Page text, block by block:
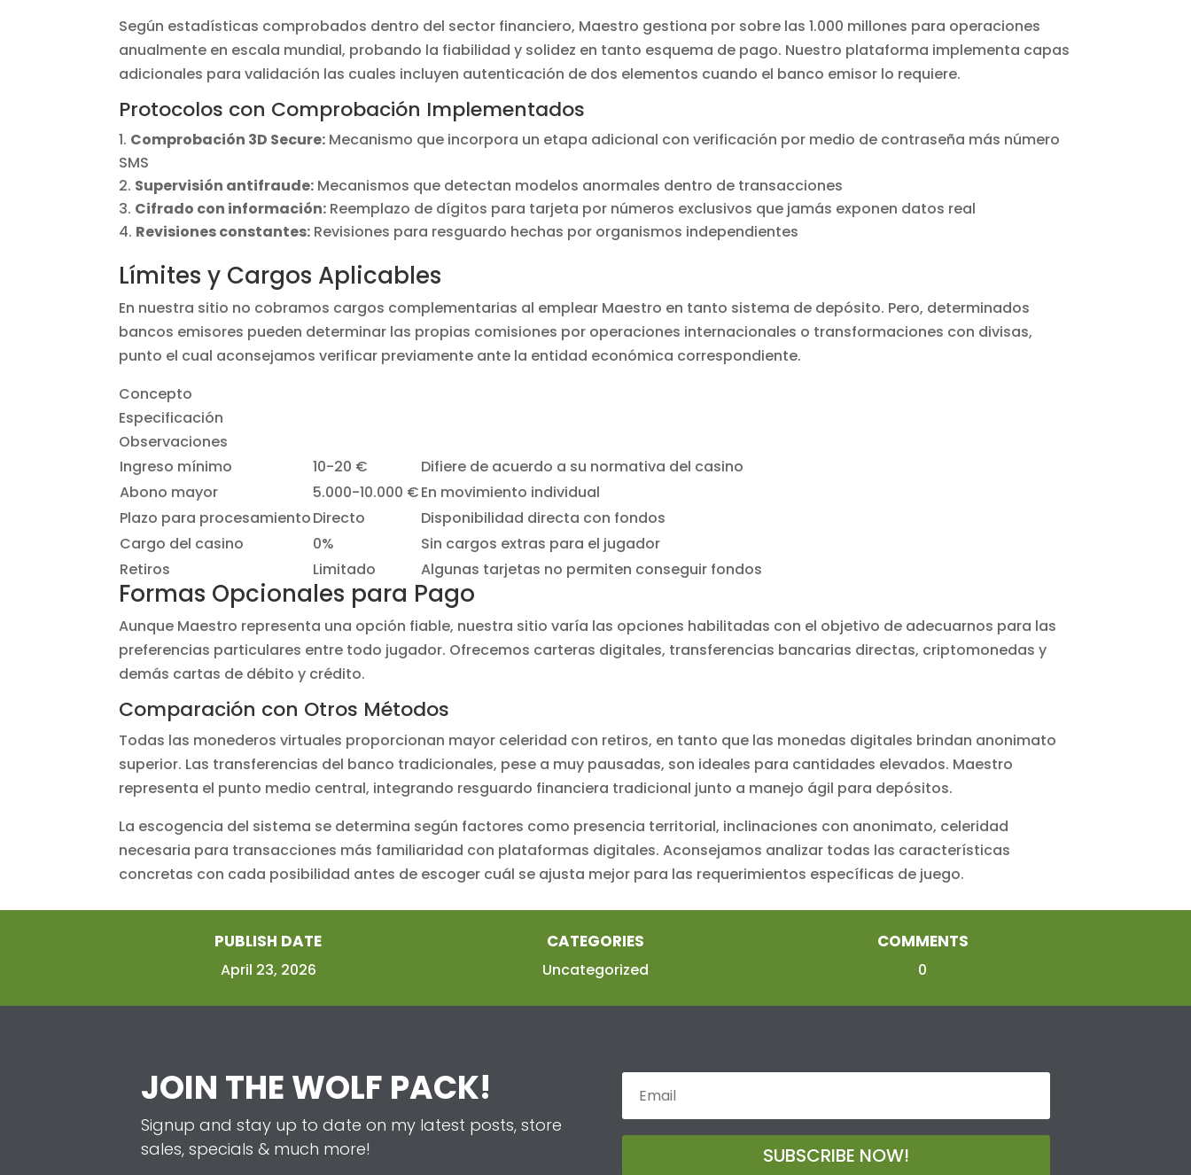
Según estadísticas comprobados dentro del sector financiero, Maestro gestiona por sobre las 1.000 millones para operaciones
anualmente en escala mundial, probando la fiabilidad y solidez en tanto esquema de pago. Nuestro plataforma implementa capas
adicionales para validación las cuales incluyen autenticación de dos elementos cuando el banco emisor lo requiere.
Protocolos con Comprobación Implementados
Comprobación 3D Secure: Mecanismo que incorpora un etapa adicional con verificación por medio de contraseña más número
SMS
Supervisión antifraude: Mecanismos que detectan modelos anormales dentro de transacciones
Cifrado con información: Reemplazo de dígitos para tarjeta por números exclusivos que jamás exponen datos real
Revisiones constantes: Revisiones para resguardo hechas por organismos independientes
Límites y Cargos Aplicables
En nuestra sitio no cobramos cargos complementarias al emplear Maestro en tanto sistema de depósito. Pero, determinados
bancos emisores pueden determinar las propias comisiones por operaciones internacionales o transformaciones con divisas,
punto el cual aconsejamos verificar previamente ante la entidad económica correspondiente.
Concepto
Especificación
Observaciones
Ingreso mínimo
10-20 €
Difiere de acuerdo a su normativa del casino
Abono mayor
5.000-10.000 €En movimiento individual
Plazo para procesamientoDirecto
Disponibilidad directa con fondos
Cargo del casino
0%
Sin cargos extras para el jugador
Retiros
Limitado Algunas tarjetas no permiten conseguir fondos
Formas Opcionales para Pago
Aunque Maestro representa una opción fiable, nuestra sitio varía las opciones habilitadas con el objetivo de adecuarnos para las
preferencias particulares entre todo jugador. Ofrecemos carteras digitales, transferencias bancarias directas, criptomonedas y
demás cartas de débito y crédito.
Comparación con Otros Métodos
Todas las monederos virtuales proporcionan mayor celeridad con retiros, en tanto que las monedas digitales brindan anonimato
superior. Las transferencias del banco tradicionales, pese a muy pausadas, son ideales para cantidades elevados. Maestro
representa el punto medio central, integrando resguardo financiera tradicional junto a manejo ágil para depósitos.
La escogencia del sistema se determina según factores como presencia territorial, inclinaciones con anonimato, celeridad
necesaria para transacciones más familiaridad con plataformas digitales. Aconsejamos analizar todas las características
concretas con cada posibilidad antes de escoger cuál se ajusta mejor para las requerimientos específicas de juego.
PUBLISH DATE
April 23, 2026
CATEGORIES
Uncategorized
COMMENTS
0
JOIN THE WOLF PACK!
Signup and stay up to date on my latest posts, store
sales, specials & much more!
SUBSCRIBE NOW!